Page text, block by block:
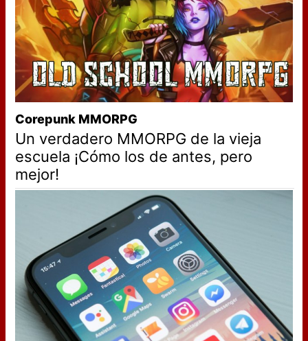
Corepunk MMORPG
Un verdadero MMORPG de la vieja
escuela ¡Cómo los de antes, pero
mejor!